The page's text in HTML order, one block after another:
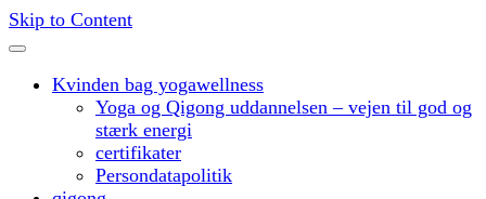
Skip to Content
Kvinden bag yogawellness
Yoga og Qigong uddannelsen – vejen til god og
stærk energi
certifikater
Persondatapolitik